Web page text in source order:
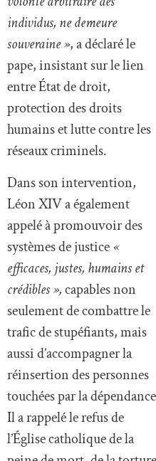
individus, ne demeure
souveraine », a déclaré le
pape, insistant sur le lien
entre État de droit,
protection des droits
humains et lutte contre les
réseaux criminels.
Dans son intervention,
Léon XIV a également
appelé à promouvoir des
systèmes de justice«
efficaces, justes, humains et
crédibles »,capables non
seulement de combattre le
trafic de stupéfiants, mais
aussi d’accompagner la
réinsertion des personnes
touchées par la
Il a rappelé le refus de
l’Église catholique de la